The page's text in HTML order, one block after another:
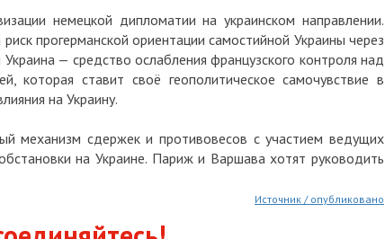
немецкой дипломатии на украинском направлении.
прогерманской ориентации самостийной Украины через
— средство ослабления французского контроля над
которая ставит своё геополитическое самочувствие в
на Украину.
механизм сдержек и противовесов с участием ведущих
на Украине. Париж и Варшава хотят руководить
Источник / опубликовано